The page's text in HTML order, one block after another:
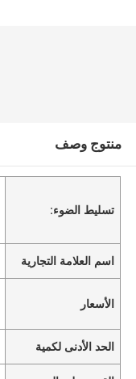
منتوج وصف
تسليط الضوء:
اسم العلامة التجارية
الأسعار
الحد الأدنى لكمية